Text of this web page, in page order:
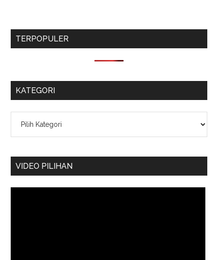
TERPOPULER
KATEGORI
VIDEO PILIHAN